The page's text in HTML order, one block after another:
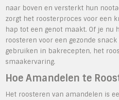
naar boven en versterkt hun
zorgt het roosterproces voor een
hap tot een genot maakt. Of je nu
roosteren voor een gezonde
gebruiken in bakrecepten, het
smaakervaring.
Hoe Amandelen te
Het roosteren van amandelen is